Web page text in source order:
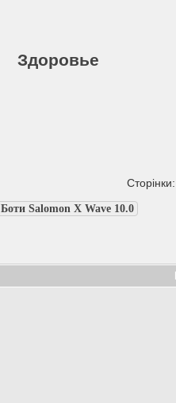
Здоровье
Сторінки:
Боти Salomon X Wave 10.0